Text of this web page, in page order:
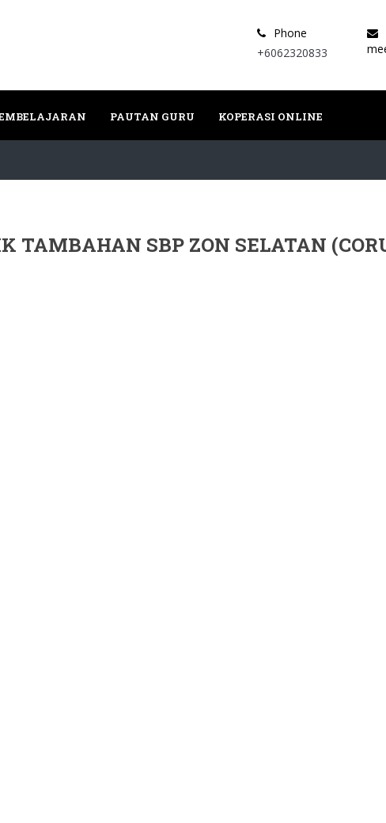
Phone
+6062320833
PAUTAN GURU KOPERASI ONLINE
TAMBAHAN SBP ZON SELATAN